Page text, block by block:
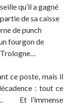
qu’il a gagné
de sa caisse
de punch
fourgon de
ce poste, mais il
: tout ce
Et l’immense